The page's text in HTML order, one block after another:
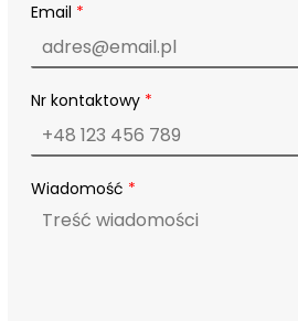
Email *
Nr kontaktowy *
Wiadomość *